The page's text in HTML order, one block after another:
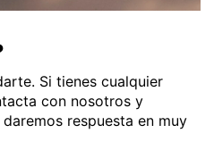
Si tienes cualquier
con nosotros y
respuesta en muy